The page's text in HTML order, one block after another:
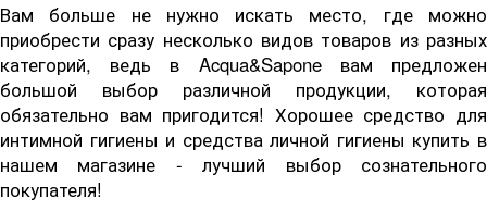
Вам больше не нужно искать место, где можно
приобрести сразу несколько видов товаров из разных
категорий, ведь в Acqua&Sapone вам предложен
большой выбор различной продукции, которая
обязательно вам пригодится! Хорошее средство для
интимной гигиены и средства личной гигиены купить в
нашем магазине - лучший выбор сознательного
покупателя!